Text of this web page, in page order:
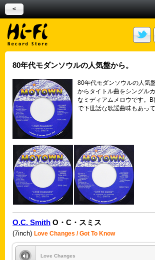
<
80年代モダンソウルの人気盤から。
80年代モダンソウルの人気
からタイトル曲をシングル
なミディアムメロウです。
で下世話な歌謡曲味もあっ
O.C. Smith O・C・スミス
(7inch) Love Changes / Got To Know
Love Changes